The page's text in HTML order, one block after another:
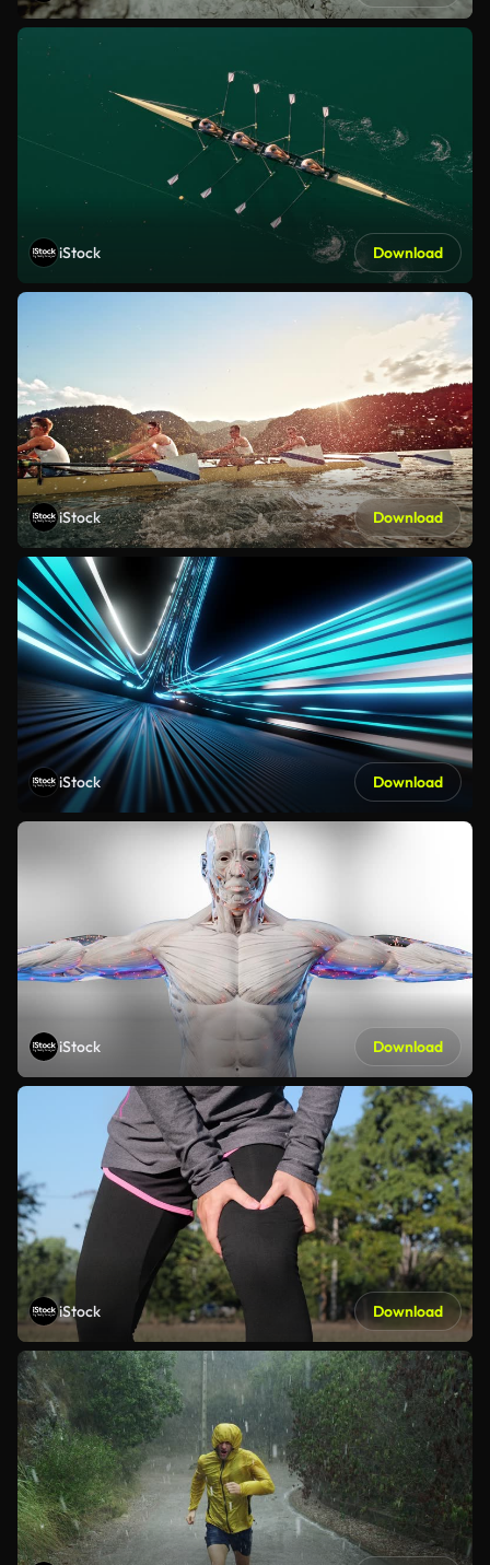
iStock Download
iStock Download
iStock Download
iStock Download
iStock Download